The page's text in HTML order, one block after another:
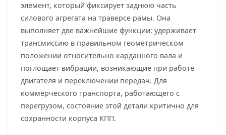
элемент, который фиксирует заднюю часть
силового агрегата на траверсе рамы. Она
выполняет две важнейшие функции: удерживает
трансмиссию в правильном геометрическом
положении относительно карданного вала и
поглощает вибрации, возникающие при работе
двигателя и переключении передач. Для
коммерческого транспорта, работающего с
перегрузом, состояние этой детали критично для
сохранности корпуса КПП.